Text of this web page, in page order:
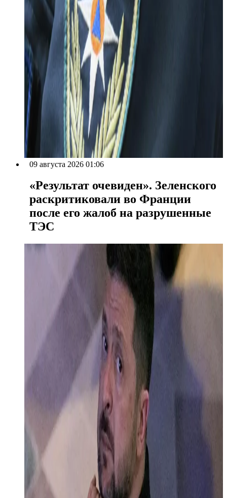
09 августа 2026 01:06
«Результат очевиден». Зеленского
раскритиковали во Франции
после его жалоб на разрушенные
ТЭС